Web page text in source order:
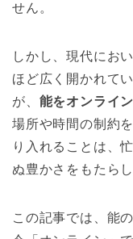
せん。
しかし、現代にお
ほど広く開かれて
が、 能をオンライ
場所や時間の制約を
り入れることは、
ぬ豊かさをもたら
この記事では、能